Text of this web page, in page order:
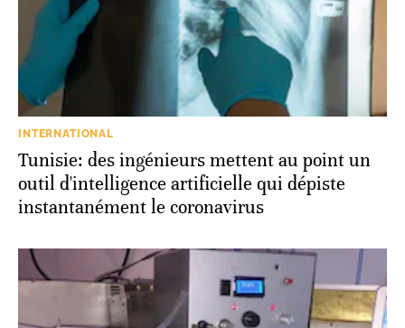
INTERNATIONAL
Tunisie: des ingénieurs mettent au point un
outil d'intelligence artificielle qui dépiste
instantanément le coronavirus